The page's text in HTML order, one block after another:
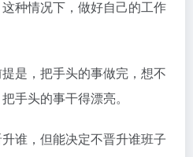
种情况下，做好自己的工作
是，把手头的事做完，想不
手头的事干得漂亮。
谁，但能决定不晋升谁班子